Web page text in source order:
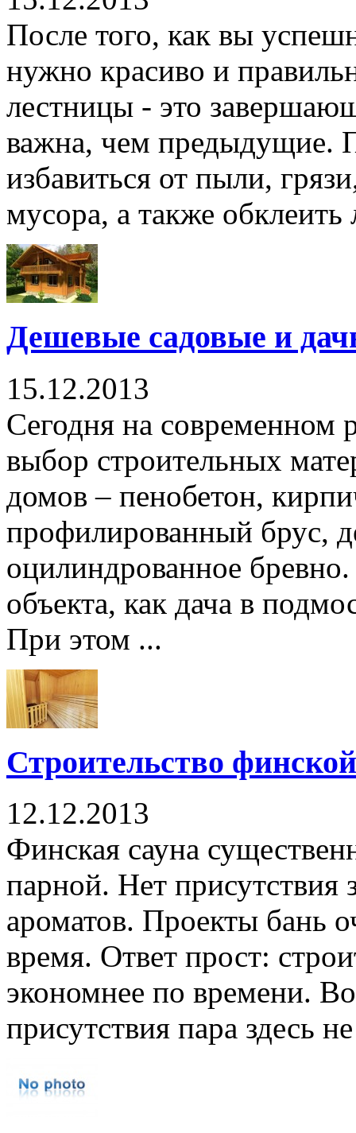
После того, как вы
нужно красиво и
лестницы - это
важна, чем предыдущие.
избавиться от пыли,
мусора, а также обклеить
Дешевые садовые и
15.12.2013
Сегодня на современном
выбор строительных
домов – пенобетон,
профилированный брус,
оцилиндрованное
объекта, как дача в
При этом ...
Строительство
12.12.2013
Финская сауна
парной. Нет присутствия
ароматов. Проекты бань
время. Ответ прост:
экономнее по времени.
присутствия пара здесь